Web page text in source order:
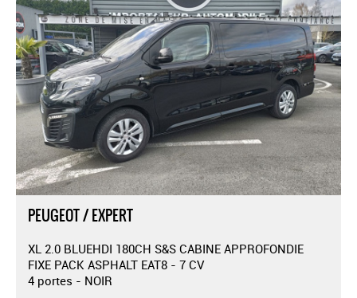
PEUGEOT / EXPERT
XL 2.0 BLUEHDI 180CH S&S CABINE APPROFONDIE
FIXE PACK ASPHALT EAT8 - 7 CV
4 portes - NOIR